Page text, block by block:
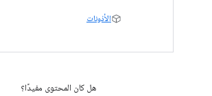
الأذونات
هل كان المحتوى مفيدًا؟